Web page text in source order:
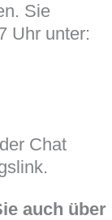
Sie
Uhr unter:
Chat
auch über